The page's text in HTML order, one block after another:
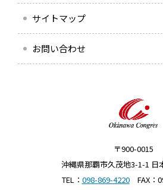
サイトマップ
お問い合わせ
〒900-0015
沖縄県那覇市久茂地3-1-1 日
TEL： 098-869-4220FAX：